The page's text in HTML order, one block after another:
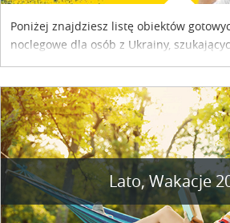
Poniżej znajdziesz listę obiektów
noclegowe dla osób z Ukrainy,
Lato, Wakacje